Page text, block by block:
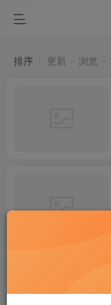
排序 更新 浏览